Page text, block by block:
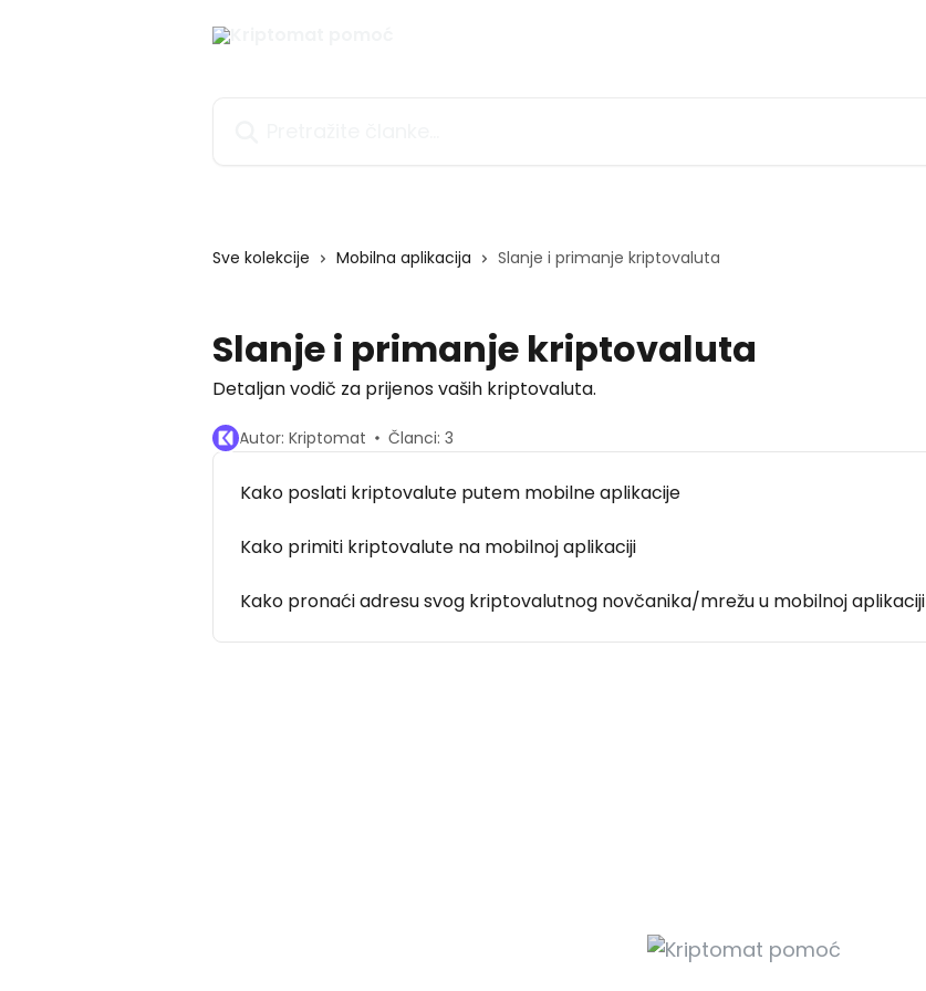
Sve kolekcije Mobilna aplikacija Slanje i primanje kriptovaluta
Slanje i primanje kriptovaluta
Detaljan vodič za prijenos vaših kriptovaluta.
Autor: Kriptomat Članci: 3
Kako poslati kriptovalute putem mobilne aplikacije
Kako primiti kriptovalute na mobilnoj aplikaciji
Kako pronaći adresu svog kriptovalutnog novčanika/mrežu u mobilnoj aplikaciji